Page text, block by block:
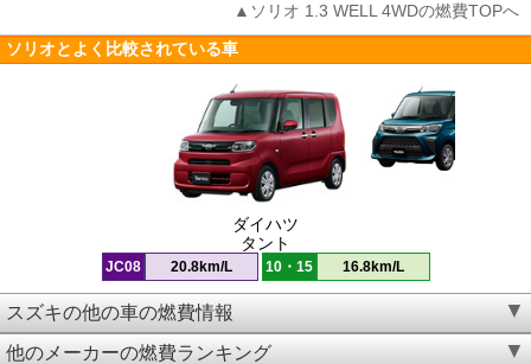
▲ソリオ 1.3 WELL 4WDの燃費TOPへ
ソリオとよく比較されている車
ダイハツ
タント
JC08 20.8km/L 10・15 16.8km/L
スズキの他の車の燃費情報
他のメーカーの燃費ランキング